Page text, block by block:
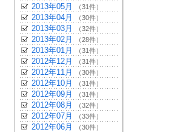
2013年05月 （31件）
2013年04月 （30件）
2013年03月 （32件）
2013年02月 （28件）
2013年01月 （31件）
2012年12月 （31件）
2012年11月 （30件）
2012年10月 （31件）
2012年09月 （31件）
2012年08月 （32件）
2012年07月 （33件）
2012年06月 （30件）